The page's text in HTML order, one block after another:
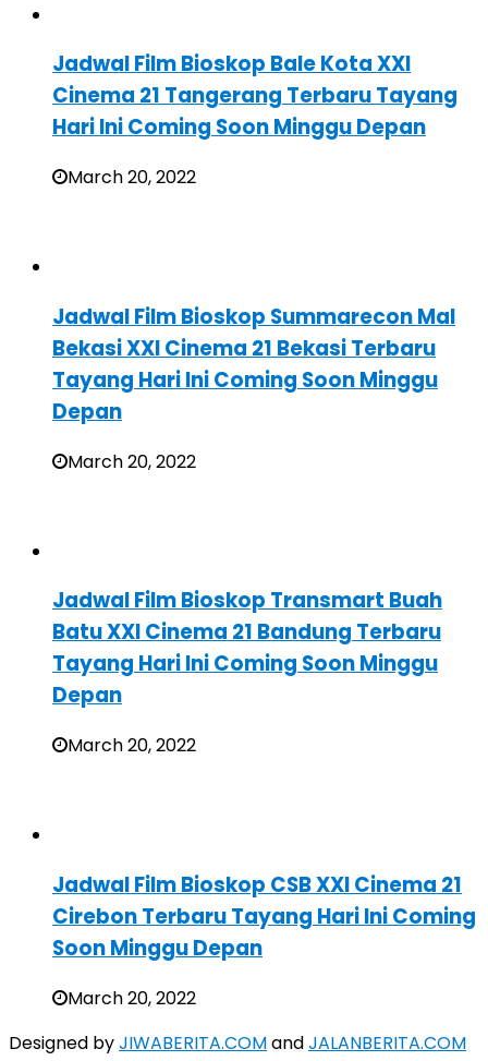
Jadwal Film Bioskop Bale Kota XXI
Cinema 21 Tangerang Terbaru Tayang
Hari Ini Coming Soon Minggu Depan
March 20, 2022
Jadwal Film Bioskop Summarecon Mal
Bekasi XXI Cinema 21 Bekasi Terbaru
Tayang Hari Ini Coming Soon Minggu
Depan
March 20, 2022
Jadwal Film Bioskop Transmart Buah
Batu XXI Cinema 21 Bandung Terbaru
Tayang Hari Ini Coming Soon Minggu
Depan
March 20, 2022
Jadwal Film Bioskop CSB XXI Cinema 21
Cirebon Terbaru Tayang Hari Ini Coming
Soon Minggu Depan
March 20, 2022
Designed byJIWABERITA.COMandJALANBERITA.COM